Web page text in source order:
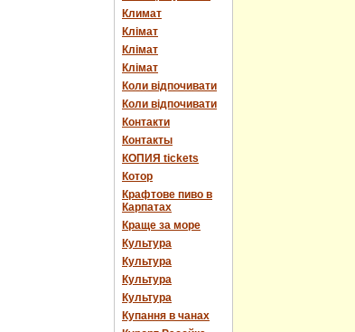
Климат
Клімат
Клімат
Клімат
Коли відпочивати
Коли відпочивати
Контакти
Контакты
КОПИЯ tickets
Котор
Крафтове пиво в
Карпатах
Краще за море
Культура
Культура
Культура
Культура
Купання в чанах